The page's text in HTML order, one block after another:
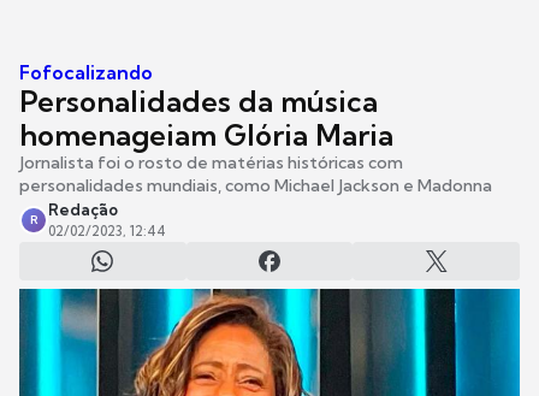
Fofocalizando
Personalidades da música
homenageiam Glória Maria
Jornalista foi o rosto de matérias históricas com
personalidades mundiais, como Michael Jackson e Madonna
R
Redação
02/02/2023, 12:44